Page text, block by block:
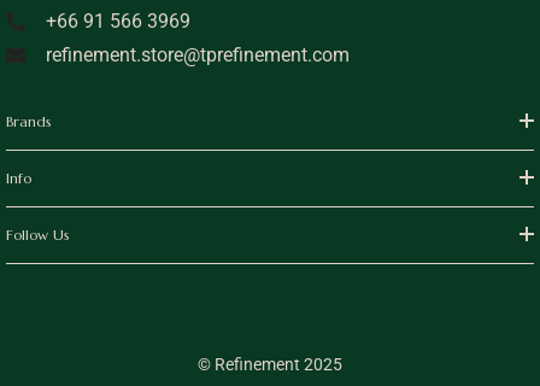
+66 91 566 3969
refinement.store@tprefinement.com
Brands
Info
Follow Us
© Refinement 2025